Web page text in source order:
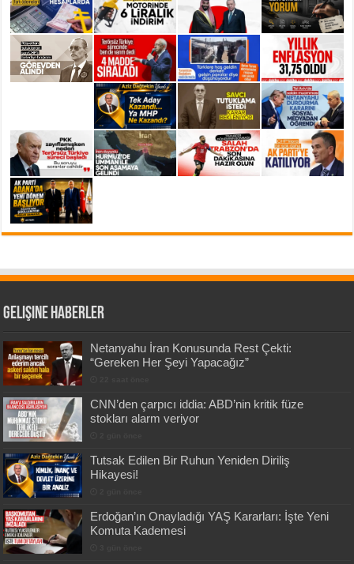
Gelişine Haberler
Netanyahu İran Konusunda Rest Çekti:
“Gereken Her Şeyi Yapacağız”
CNN’den çarpıcı iddia: ABD’nin kritik füze
stokları alarm veriyor
Tutsak Edilen Bir Ruhun Yeniden Diriliş
Hikayesi!
Erdoğan’ın Onayladığı YAŞ Kararları: İşte Yeni
Komuta Kademesi